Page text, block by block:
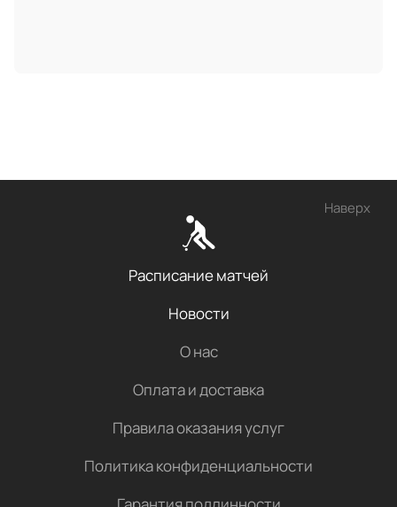
Наверх
Расписание матчей
Новости
О нас
Оплата и доставка
Правила оказания услуг
Политика конфиденциальности